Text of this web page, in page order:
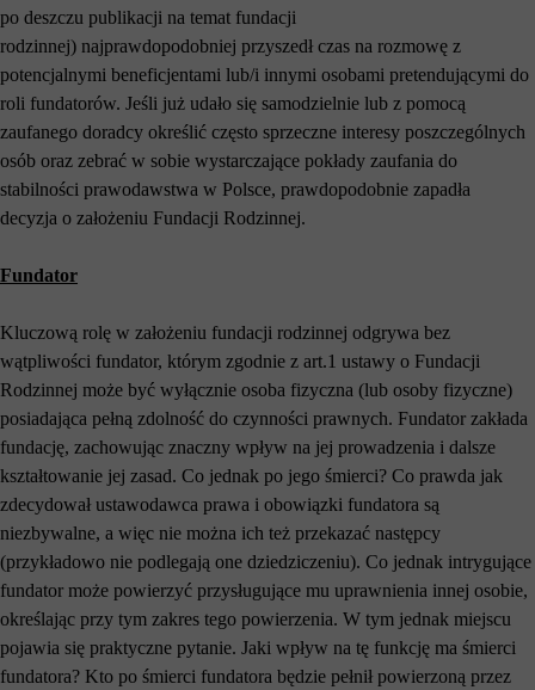
po deszczu publikacji na temat fundacji
rodzinnej) najprawdopodobniej przyszedł czas na rozmowę z
potencjalnymi beneficjentami lub/i innymi osobami pretendującymi do
roli fundatorów. Jeśli już udało się samodzielnie lub z pomocą
zaufanego doradcy określić często sprzeczne interesy poszczególnych
osób oraz zebrać w sobie wystarczające pokłady zaufania do
stabilności prawodawstwa w Polsce, prawdopodobnie zapadła
decyzja o założeniu Fundacji Rodzinnej.
Fundator
Kluczową rolę w założeniu fundacji rodzinnej odgrywa bez
wątpliwości fundator, którym zgodnie z art.1 ustawy o Fundacji
Rodzinnej może być wyłącznie osoba fizyczna (lub osoby fizyczne)
posiadająca pełną zdolność do czynności prawnych. Fundator zakłada
fundację, zachowując znaczny wpływ na jej prowadzenia i dalsze
kształtowanie jej zasad. Co jednak po jego śmierci? Co prawda jak
zdecydował ustawodawca prawa i obowiązki fundatora są
niezbywalne, a więc nie można ich też przekazać następcy
(przykładowo nie podlegają one dziedziczeniu). Co jednak intrygujące
fundator może powierzyć przysługujące mu uprawnienia innej osobie,
określając przy tym zakres tego powierzenia. W tym jednak miejscu
pojawia się praktyczne pytanie. Jaki wpływ na tę funkcję ma śmierci
fundatora? Kto po śmierci fundatora będzie pełnił powierzoną przez